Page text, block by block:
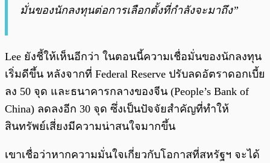
มั่นของนักลงทุนต่อการเลือกตั้งที่กำลังจะมาถึง”
Lee ยังชี้ให้เห็นอีกว่า ในตอนนี้ความเชื่อมั่นของนักลงทุน
เริ่มดีขึ้น หลังจากที่ Federal Reserve ปรับลดอัตราดอกเบี้ย
ลง 50 จุด และธนาคารกลางของจีน (People’s Bank of
China) ลดลงอีก 30 จุด ซึ่งเป็นปัจจัยสำคัญที่ทำให้
สินทรัพย์เสี่ยงมีความน่าสนใจมากขึ้น
เขาเชื่อว่าหากความมั่นใจเกี่ยวกับโอกาสที่สหรัฐฯ จะได้